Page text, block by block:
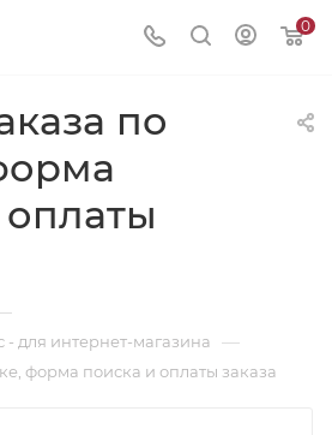
0
по
для интернет-магазина —
форма поиска и оплаты заказа